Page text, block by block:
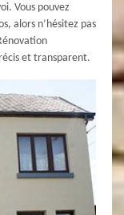
Vous pouvez
alors n’hésitez pas
et transparent.